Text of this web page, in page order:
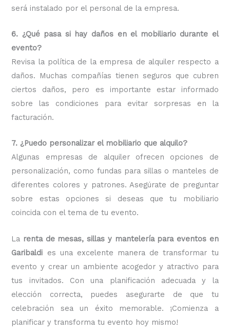
será instalado por el personal de la empresa.
6. ¿Qué pasa si hay daños en el mobiliario durante el
evento?
Revisa la política de la empresa de alquiler respecto a
daños. Muchas compañías tienen seguros que cubren
ciertos daños, pero es importante estar informado
sobre las condiciones para evitar sorpresas en la
facturación.
7. ¿Puedo personalizar el mobiliario que alquilo?
Algunas empresas de alquiler ofrecen opciones de
personalización, como fundas para sillas o manteles de
diferentes colores y patrones. Asegúrate de preguntar
sobre estas opciones si deseas que tu mobiliario
coincida con el tema de tu evento.
La renta de mesas, sillas y mantelería para eventos en
Garibaldi es una excelente manera de transformar tu
evento y crear un ambiente acogedor y atractivo para
tus invitados. Con una planificación adecuada y la
elección correcta, puedes asegurarte de que tu
celebración sea un éxito memorable. ¡Comienza a
planificar y transforma tu evento hoy mismo!